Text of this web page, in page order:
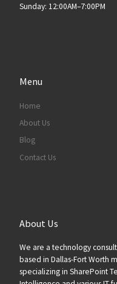
Sunday: 12:00AM–7:00PM
Menu
Home
About Us
Blog
Contact Us
About Us
We are a technology
based in Dallas-Fort Worth
specializing in SharePoint